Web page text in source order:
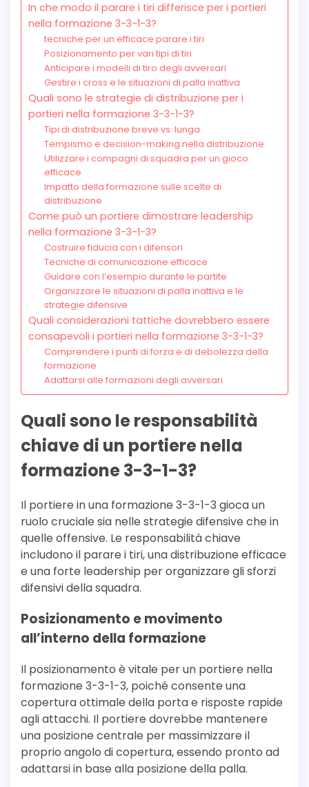
In che modo il parare i tiri differisce per i portieri
nella formazione 3-3-1-3?
tecniche per un efficace parare i tiri
Posizionamento per vari tipi di tiri
Anticipare i modelli di tiro degli avversari
Gestire i cross e le situazioni di palla inattiva
Quali sono le strategie di distribuzione per i
portieri nella formazione 3-3-1-3?
Tipi di distribuzione breve vs. lunga
Tempismo e decision-making nella distribuzione
Utilizzare i compagni di squadra per un gioco
efficace
Impatto della formazione sulle scelte di
distribuzione
Come può un portiere dimostrare leadership
nella formazione 3-3-1-3?
Costruire fiducia con i difensori
Tecniche di comunicazione efficace
Guidare con l’esempio durante le partite
Organizzare le situazioni di palla inattiva e le
strategie difensive
Quali considerazioni tattiche dovrebbero essere
consapevoli i portieri nella formazione 3-3-1-3?
Comprendere i punti di forza e di debolezza della
formazione
Adattarsi alle formazioni degli avversari
Quali sono le responsabilità
chiave di un portiere nella
formazione 3-3-1-3?
Il portiere in una formazione 3-3-1-3 gioca un
ruolo cruciale sia nelle strategie difensive che in
quelle offensive. Le responsabilità chiave
includono il parare i tiri, una distribuzione efficace
e una forte leadership per organizzare gli sforzi
difensivi della squadra.
Posizionamento e movimento
all’interno della formazione
Il posizionamento è vitale per un portiere nella
formazione 3-3-1-3, poiché consente una
copertura ottimale della porta e risposte rapide
agli attacchi. Il portiere dovrebbe mantenere
una posizione centrale per massimizzare il
proprio angolo di copertura, essendo pronto ad
adattarsi in base alla posizione della palla.